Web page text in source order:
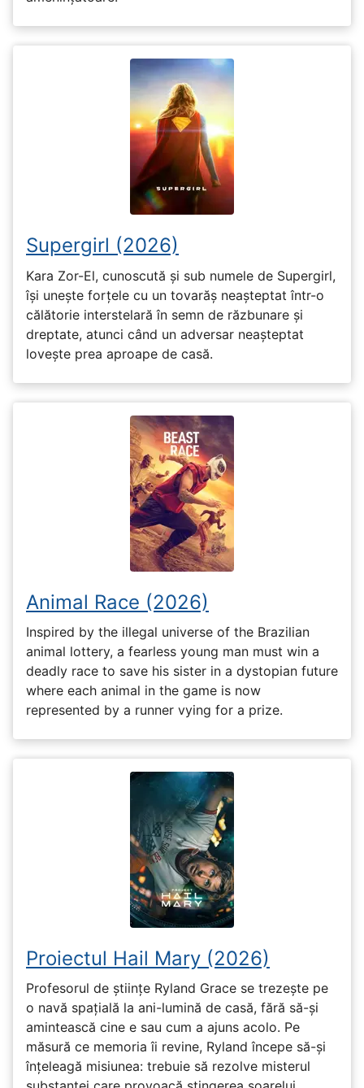
Supergirl (2026)
Kara Zor-El, cunoscută și sub numele de Supergirl,
își unește forțele cu un tovarăș neașteptat într-o
călătorie interstelară în semn de răzbunare și
dreptate, atunci când un adversar neașteptat
lovește prea aproape de casă.
Animal Race (2026)
Inspired by the illegal universe of the Brazilian
animal lottery, a fearless young man must win a
deadly race to save his sister in a dystopian future
where each animal in the game is now
represented by a runner vying for a prize.
Proiectul Hail Mary (2026)
Profesorul de științe Ryland Grace se trezește pe
o navă spațială la ani-lumină de casă, fără să-și
amintească cine e sau cum a ajuns acolo. Pe
măsură ce memoria îi revine, Ryland începe să-și
înțeleagă misiunea: trebuie să rezolve misterul